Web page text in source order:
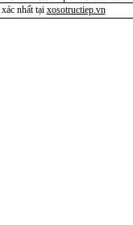
nhất tại xosotructiep.vn